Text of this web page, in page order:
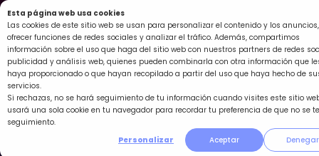
Esta página web usa cookies
Las cookies de este sitio web se usan para personalizar el contenido y los anuncios,
ofrecer funciones de redes sociales y analizar el tráfico. Además, compartimos
información sobre el uso que haga del sitio web con nuestros partners de redes
publicidad y análisis web, quienes pueden combinarla con otra información que
haya proporcionado o que hayan recopilado a partir del uso que haya hecho de
servicios.
Si rechazas, no se hará seguimiento de tu información cuando visites este sitio
usará una sola cookie en tu navegador para recordar tu preferencia de que no se
seguimiento.
Personalizar
Aceptar Denegar
Ir
al
contenido